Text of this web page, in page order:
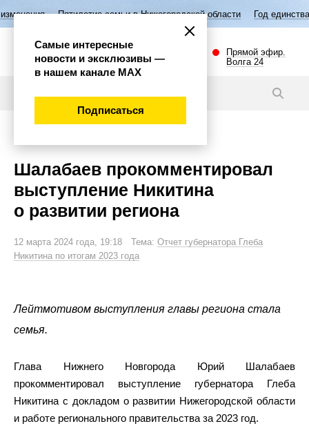
семьи в Нижегородской области Год единства народов России
Прямой эфир.
Волга 24
Шалабаев прокомментировал
выступление Никитина
о развитии региона
12 марта 2024 года, 19:18 Тема: Отчет губернатора Глеба
Никитина по итогам 2023 года
Лейтмотивом выступления главы региона стала
семья.
Глава Нижнего Новгорода Юрий Шалабаев
прокомментировал выступление губернатора Глеба
Никитина с докладом о развитии Нижегородской области
и работе регионального правительства за 2023 год.
Самые интересные
новости и эксклюзивы —
в нашем канале МАХ
Подписаться